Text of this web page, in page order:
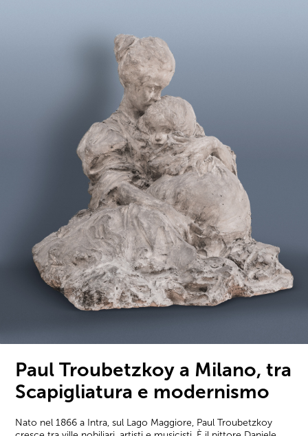
Paul Troubetzkoy a Milano, tra
Scapigliatura e modernismo
Nato nel 1866 a Intra, sul Lago Maggiore, Paul Troubetzkoy